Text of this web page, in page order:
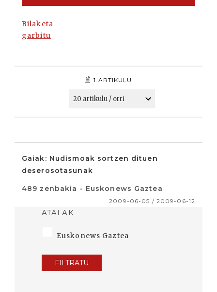
Bilaketa
garbitu
1 ARTIKULU
Gaiak: Nudismoak sortzen dituen
deserosotasunak
489 zenbakia - Euskonews Gaztea
2009-06-05 / 2009-06-12
ATALAK
Euskonews Gaztea
FILTRATU